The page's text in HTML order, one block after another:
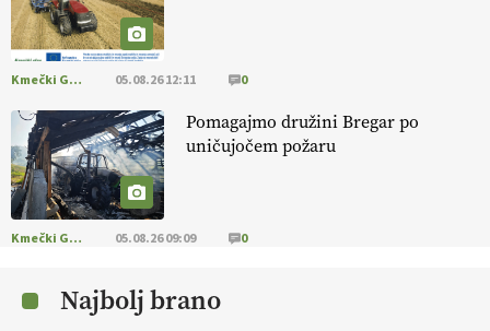
EKOloško = logično: ekološka kmetija
FREŠER
KMETIJSKA LIGA PRVAKOV: POMLADITEV
KMETIJSKE EKIPE
KMETIJSKA LIGA PRVAKOV: UKRAJINA vs.
EVROPA
EKOloško = logično: ekološka kmetija
Kmečki Glas 05.08.26 12:11 0
Pomagajmo družini Bregar po
uničujočem požaru
Kmečki Glas 05.08.26 09:09 0
Najbolj brano